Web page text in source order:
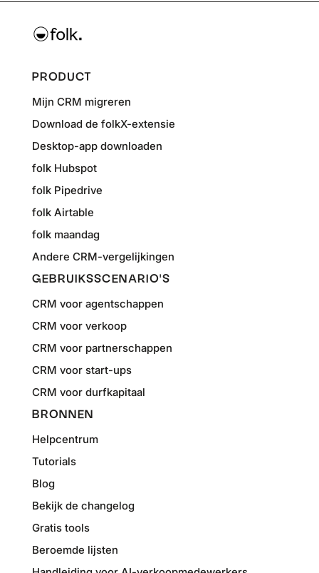
PRODUCT
Mijn CRM migreren
Download de folkX-extensie
Desktop-app downloaden
folk Hubspot
folk Pipedrive
folk Airtable
folk maandag
Andere CRM-vergelijkingen
GEBRUIKSSCENARIO'S
CRM voor agentschappen
CRM voor verkoop
CRM voor partnerschappen
CRM voor start-ups
CRM voor durfkapitaal
BRONNEN
Helpcentrum
Tutorials
Blog
Bekijk de changelog
Gratis tools
Beroemde lijsten